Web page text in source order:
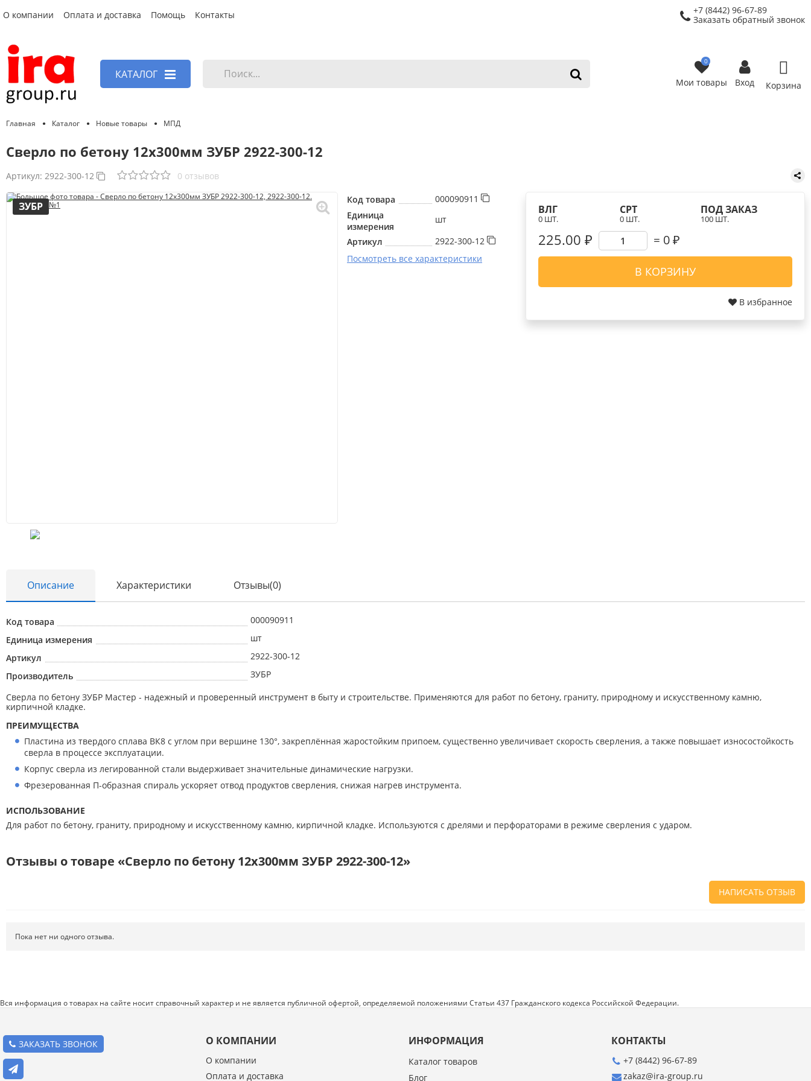
О компании Оплата и доставка Помощь Контакты
+7 (8442) 96-67-89
Заказать обратный звонок
КАТАЛОГ
Автоаксессуары и принадлежности
Инструменты и оборудование
Электроинструмент
Оборудование
Пневмоинструмент
Новые товары
Режущий инструмент
Системы хранения
0
Мои товары Вход Корзина
Главная Каталог Новые товары МПД
Сверло по бетону 12x300мм ЗУБР 2922-300-12
Артикул: 2922-300-12 0 отзывов
ЗУБР
Код товара
000090911
Единица
измерения
шт
Артикул
2922-300-12
Посмотреть все характеристики
ВЛГ
0 ШТ.
СРТ
0 ШТ.
ПОД ЗАКАЗ
100 ШТ.
225.00 ₽ 0₽
В КОРЗИНУ
В избранное
Описание Характеристики Отзывы(0)
Код товара
000090911
Единица измерения
шт
Артикул
2922-300-12
Производитель
ЗУБР
Сверла по бетону ЗУБР Мастер - надежный и проверенный инструмент в быту и строительстве. Применяются для работ по бетону, граниту, природному и искусственному камню,
кирпичной кладке.
ПРЕИМУЩЕСТВА
Пластина из твердого сплава ВК8 с углом при вершине 130°, закреплённая жаростойким припоем, существенно увеличивает скорость сверления, а также повышает износостойкость
сверла в процессе эксплуатации.
Корпус сверла из легированной стали выдерживает значительные динамические нагрузки.
Фрезерованная П-образная спираль ускоряет отвод продуктов сверления, снижая нагрев инструмента.
ИСПОЛЬЗОВАНИЕ
Для работ по бетону, граниту, природному и искусственному камню, кирпичной кладке. Используются с дрелями и перфораторами в режиме сверления с ударом.
Отзывы о товаре «Сверло по бетону 12x300мм ЗУБР 2922-300-12»
НАПИСАТЬ ОТЗЫВ
Доставка. Как был упакован товар?
Товар. Качественный? Какие его плюсы и
минусы?
Правила оформления отзывов
Пока нет ни одного отзыва.
Вся информация о товарах на сайте носит справочный характер и не является публичной офертой, определяемой положениями Статьи 437 Гражданского кодекса Российской Федерации.
ЗАКАЗАТЬ ЗВОНОК О КОМПАНИИ
О компании
Оплата и доставка
ИНФОРМАЦИЯ
Каталог товаров
Блог
КОНТАКТЫ
+7 (8442) 96-67-89
zakaz@ira-group.ru